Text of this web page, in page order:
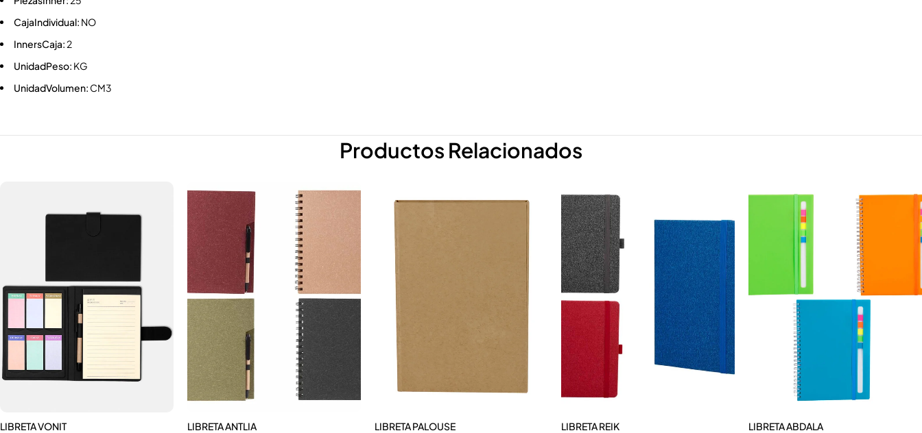
CajaIndividual: NO
InnersCaja: 2
UnidadPeso: KG
UnidadVolumen: CM3
Productos Relacionados
LIBRETA VONIT LIBRETA ANTLIA LIBRETA PALOUSE LIBRETA REIK LIBRETA ABDALA